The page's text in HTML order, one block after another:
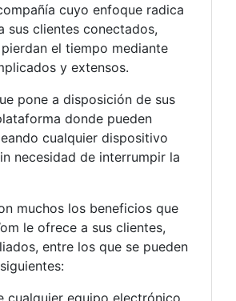
cuyo enfoque radica
sus clientes conectados,
el tiempo mediante
y extensos.
pone a disposición de sus
donde pueden
cualquier dispositivo
necesidad de interrumpir la
muchos los beneficios que
le ofrece a sus clientes,
entre los que se pueden
cualquier equipo electrónico